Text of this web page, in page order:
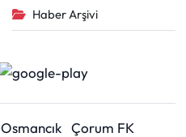
Haber Arşivi
Osmancık Çorum FK